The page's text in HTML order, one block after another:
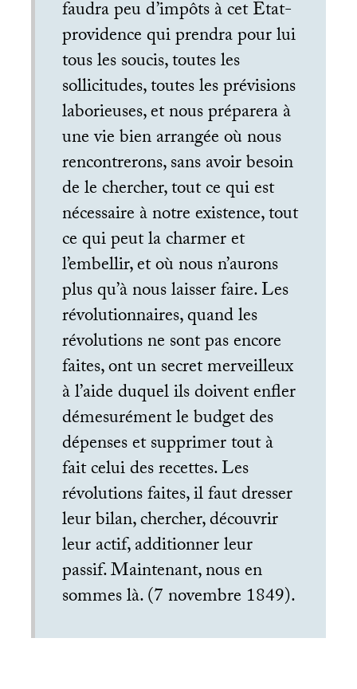
faudra peu d’impôts à cet État-
providence qui prendra pour lui
tous les soucis, toutes les
sollicitudes, toutes les prévisions
laborieuses, et nous préparera à
une vie bien arrangée où nous
rencontrerons, sans avoir besoin
de le chercher, tout ce qui est
nécessaire à notre existence, tout
ce qui peut la charmer et
l’embellir, et où nous n’aurons
plus qu’à nous laisser faire. Les
révolutionnaires, quand les
révolutions ne sont pas encore
faites, ont un secret merveilleux
à l’aide duquel ils doivent enfler
démesurément le budget des
dépenses et supprimer tout à
fait celui des recettes. Les
révolutions faites, il faut dresser
leur bilan, chercher, découvrir
leur actif, additionner leur
passif. Maintenant, nous en
sommes là. (7 novembre 1849).